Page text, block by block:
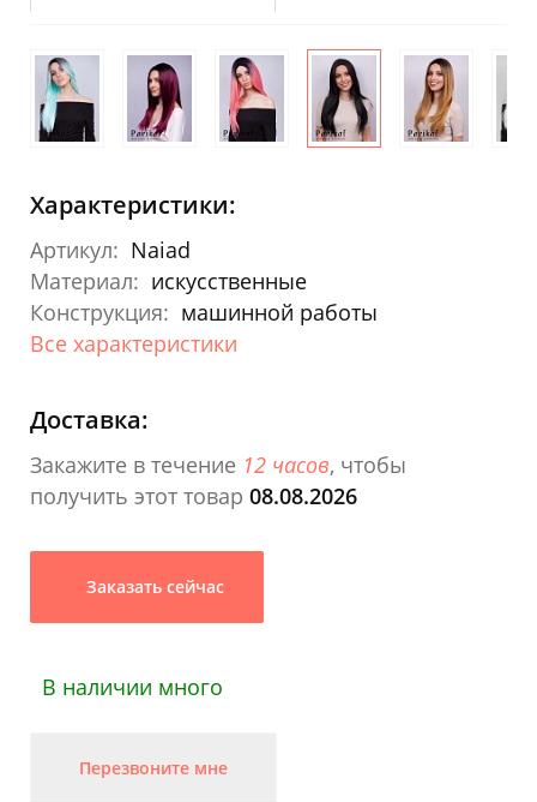
Характеристики:
Артикул: Naiad
Материал: искусственные
Конструкция: машинной работы
Все характеристики
Доставка:
Закажите в течение 12 часов, чтобы
получить этот товар 08.08.2026
Заказать сейчас
В наличии много
Перезвоните мне